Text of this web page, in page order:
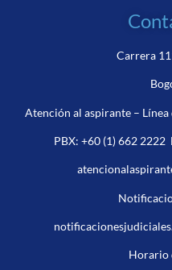
Carrera
Atención al aspirante – Línea
PBX: +60 (1) 662 2222
Horario